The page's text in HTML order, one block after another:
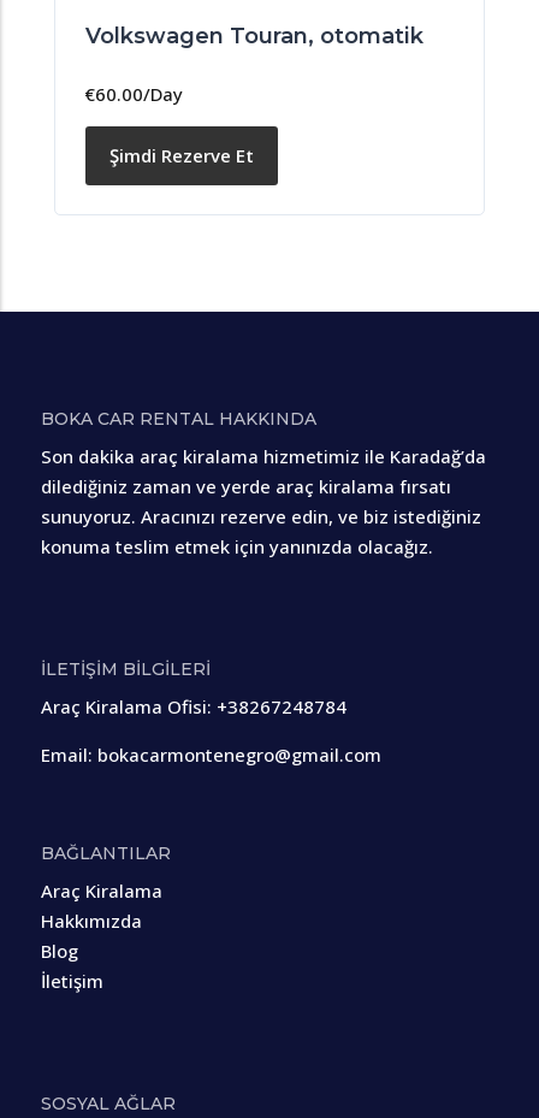
Volkswagen Touran, otomatik
€60.00/Day
Şimdi Rezerve Et
BOKA CAR RENTAL HAKKINDA
Son dakika araç kiralama hizmetimiz ile Karadağ’da
dilediğiniz zaman ve yerde araç kiralama fırsatı
sunuyoruz. Aracınızı rezerve edin, ve biz istediğiniz
konuma teslim etmek için yanınızda olacağız.
İLETİŞİM BİLGİLERİ
Araç Kiralama Ofisi: +38267248784
Email: bokacarmontenegro@gmail.com
BAĞLANTILAR
Araç Kiralama
Hakkımızda
Blog
İletişim
SOSYAL AĞLAR